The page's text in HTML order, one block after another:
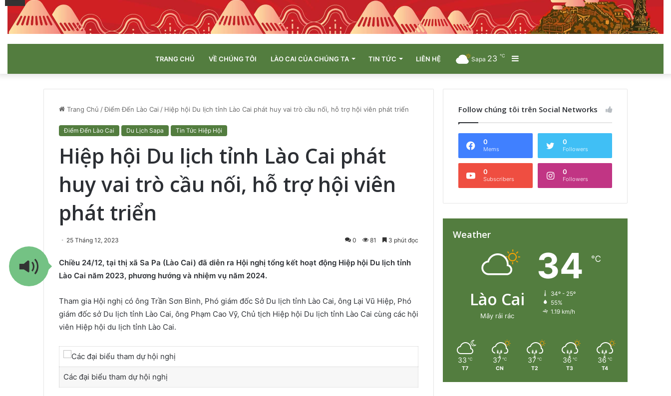
TRANG CHỦ VỀ CHÚNG TÔI LÀO CAI CỦA CHÚNG TA TIN TỨC LIÊN HỆ Sidebar
Sapa 23 ℃
Trang Chủ /Điểm Đến Lào Cai / Hiệp hội Du lịch tỉnh Lào Cai phát huy vai trò cầu nối, hỗ trợ hội viên phát triển
Điểm Đến Lào Cai Du Lịch Sapa Tin Tức Hiệp Hội
Hiệp hội Du lịch tỉnh Lào Cai phát
huy vai trò cầu nối, hỗ trợ hội viên
phát triển
25 Tháng 12, 2023 0 81 3 phút đọc
Chiều 24/12, tại thị xã Sa Pa (Lào Cai) đã diễn ra Hội nghị tổng kết hoạt động Hiệp hội Du lịch tỉnh
Lào Cai năm 2023, phương hướng và nhiệm vụ năm 2024.
Tham gia Hội nghị có ông Trần Sơn Bình, Phó giám đốc Sở Du lịch tỉnh Lào Cai, ông Lại Vũ Hiệp, Phó
giám đốc sở Du lịch tỉnh Lào Cai, ông Phạm Cao Vỹ, Chủ tịch Hiệp hội Du lịch tỉnh Lào Cai cùng các hội
viên Hiệp hội du lịch tỉnh Lào Cai.
Các đại biểu tham dự hội nghị
Follow chúng tôi trên Social Networks
0
Mems
0
Followers
0
Subscribers
0
Followers
Weather
Lào Cai
Mây rải rác
34 ℃
34º - 25º
55%
1.19 km/h
33 ℃
T7
37 ℃
CN
37 ℃
T2
36 ℃
T3
36 ℃
T4